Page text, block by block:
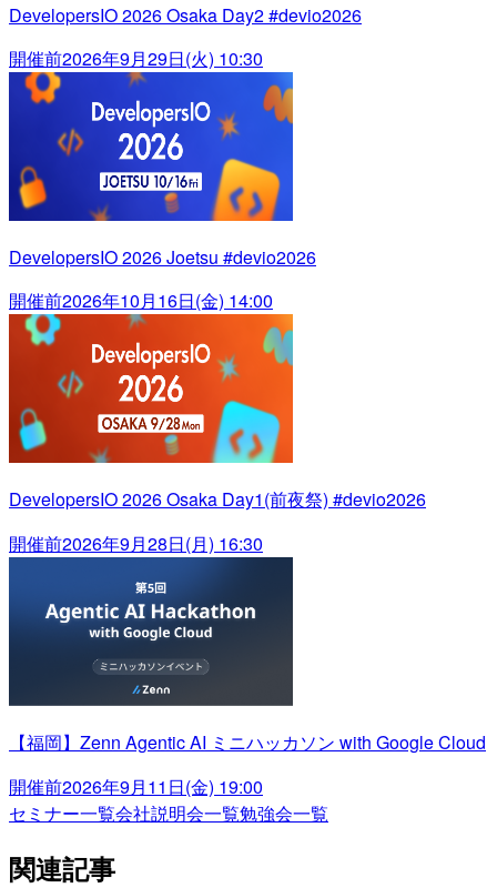
DevelopersIO 2026 Osaka Day2 #devio2026
開催前2026年9月29日(火) 10:30
DevelopersIO 2026 Joetsu #devio2026
開催前2026年10月16日(金) 14:00
DevelopersIO 2026 Osaka Day1(前夜祭) #devio2026
開催前2026年9月28日(月) 16:30
【福岡】Zenn Agentic AI ミニハッカソン with Google Cloud
開催前2026年9月11日(金) 19:00
セミナー一覧会社説明会一覧勉強会一覧
関連記事